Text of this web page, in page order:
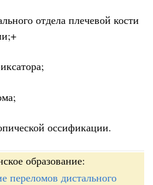
отдела плечевой кости
оссификации.
образование:
переломов дистального